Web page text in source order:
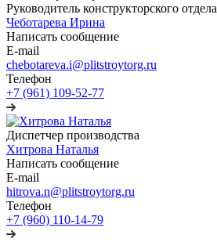
Руководитель конструкторского отдела
Чеботарева Ирина
Написать сообщение
E-mail
chebotareva.i@plitstroytorg.ru
Телефон
+7 (961) 109-52-77
Диспетчер производства
Хитрова Наталья
Написать сообщение
E-mail
hitrova.n@plitstroytorg.ru
Телефон
+7 (960) 110-14-79